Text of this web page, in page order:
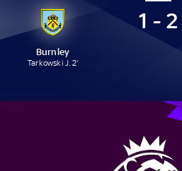
Burnley
Tarkowski J. 2'
1 - 2